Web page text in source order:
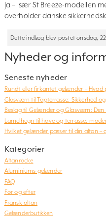
Ja – især St Breeze-modellen
overholder danske
Dette indlæg blev postet onsdag,
Nyheder og
Seneste nyheder
Rundt eller firkantet gelænder – Hvad
Glasværn til Tagterrasse: Sikkerhed
Beslag til Gelænder og Glasværn:
Lamelhegn til have og terrasse:
Hvilket gelænder passer til din altan –
Kategorier
Altanräcke
Aluminiums gelænder
FAQ
Før og efter
Fransk altan
Gelænderbutikken